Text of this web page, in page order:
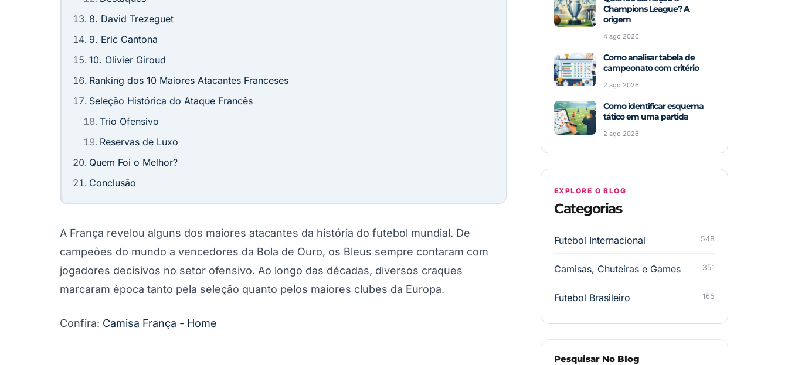
8. David Trezeguet
9. Eric Cantona
10. Olivier Giroud
Ranking dos 10 Maiores Atacantes Franceses
Seleção Histórica do Ataque Francês
Trio Ofensivo
Reservas de Luxo
Quem Foi o Melhor?
Conclusão
A França revelou alguns dos maiores atacantes da história do futebol mundial. De
campeões do mundo a vencedores da Bola de Ouro, os Bleus sempre contaram com
jogadores decisivos no setor ofensivo. Ao longo das décadas, diversos craques
marcaram época tanto pela seleção quanto pelos maiores clubes da Europa.
Confira: Camisa França - Home
Champions League? A
origem
4 ago 2026
Como analisar tabela de
campeonato com critério
2 ago 2026
Como identificar esquema
tático em uma partida
2 ago 2026
EXPLORE O BLOG
Categorias
Futebol Internacional 548
Camisas, Chuteiras e Games 351
Futebol Brasileiro 165
Pesquisar No Blog